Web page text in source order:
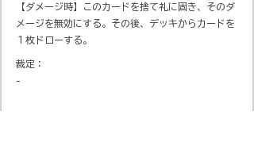
【ダメージ時】このカードを捨て礼に固き、そのダ
メージを無効にする。その後、デッキからカードを
１枚ドローする。
裁定：
-